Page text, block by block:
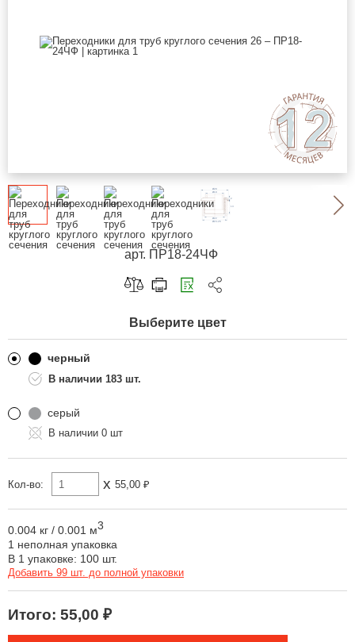
арт. ПР18-24ЧФ
Скопировать ссылку
Telegram
Выберите цвет
черный
183 шт.
серый
0 шт
Кол-во: x 55,00 ₽
0.004 кг / 0.001 м3
1 неполная упаковка
В 1 упаковке: 100 шт.
Добавить 99 шт. до полной упаковки
Итого: 55,00 ₽